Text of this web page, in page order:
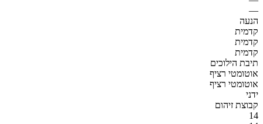
—
הנעה
קדמית
קדמית
קדמית
תיבת הילוכים
אוטומטי רציף
אוטומטי רציף
ידני
קבוצת זיהום
14